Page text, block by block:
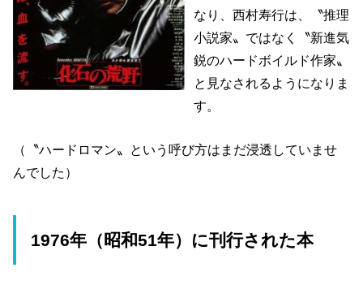
なり、西村寿行は、〝推理
小説家〟ではなく〝新進気
鋭のハードボイルド作家〟
と見なされるようになりま
す。
（〝ハードロマン〟という呼び方はまだ浸透していませ
んでした）
1976年（昭和51年）に刊行された本